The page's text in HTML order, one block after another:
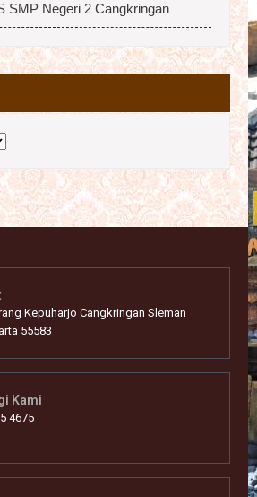
SMP Negeri 2 Cangkringan
Kepuharjo Cangkringan Sleman
55583
Kami
4675